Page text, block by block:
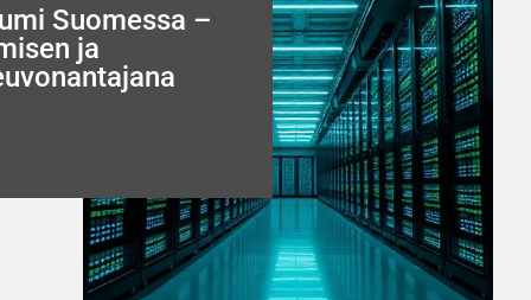
Suomessa –
ja